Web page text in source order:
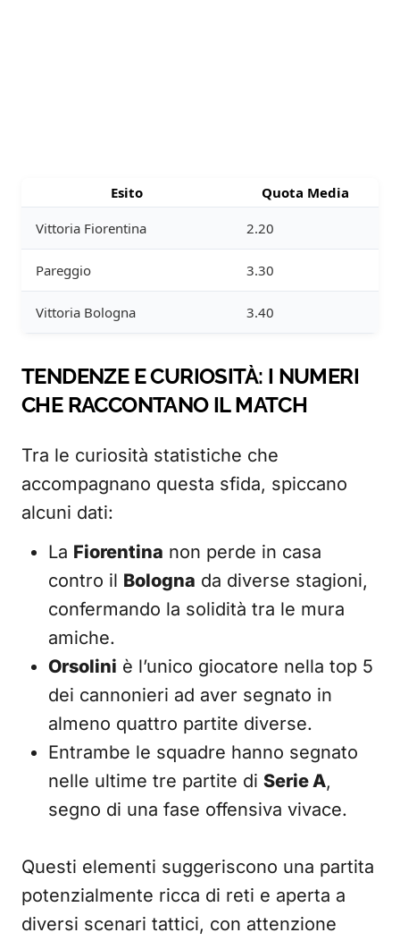
Esito
Quota Media
Vittoria Fiorentina
2.20
Pareggio 3.30
Vittoria Bologna 3.40
TENDENZE E CURIOSITÀ: I NUMERI
CHE RACCONTANO IL MATCH
Tra le curiosità statistiche che
accompagnano questa sfida, spiccano
alcuni dati:
La Fiorentina non perde in casa
contro il Bologna da diverse stagioni,
confermando la solidità tra le mura
amiche.
Orsolini è l’unico giocatore nella top 5
dei cannonieri ad aver segnato in
almeno quattro partite diverse.
Entrambe le squadre hanno segnato
nelle ultime tre partite di Serie A,
segno di una fase offensiva vivace.
Questi elementi suggeriscono una partita
potenzialmente ricca di reti e aperta a
diversi scenari tattici, con attenzione